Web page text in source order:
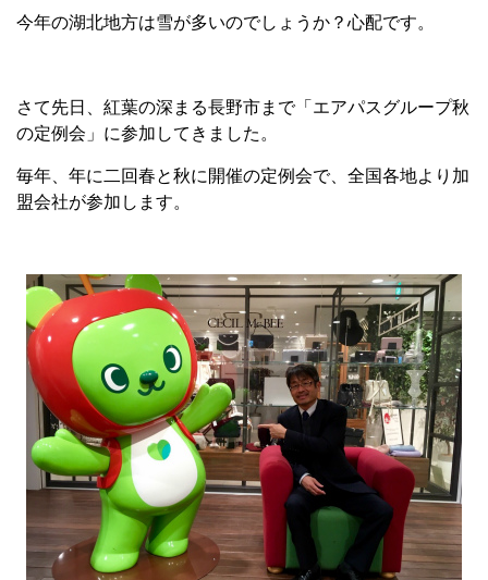
今年の湖北地方は雪が多いのでしょうか？心配です。
さて先日、紅葉の深まる長野市まで「エアパスグループ秋
の定例会」に参加してきました。
毎年、年に二回春と秋に開催の定例会で、全国各地より加
盟会社が参加します。